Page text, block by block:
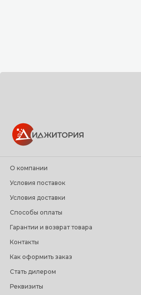
О компании
Условия поставок
Условия доставки
Способы оплаты
Гарантии и возврат товара
Контакты
Как оформить заказ
Стать дилером
Реквизиты